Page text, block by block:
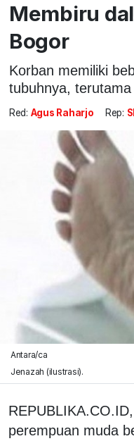
Membiru
Bogor
Korban memiliki
tubuhnya,
Red: Agus Raharjo Rep:
Antara/ca
Jenazah (ilustrasi).
perempuan muda